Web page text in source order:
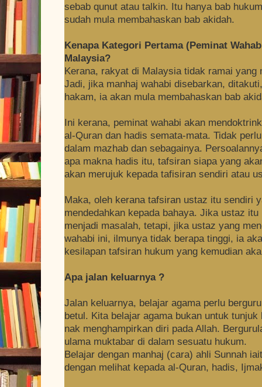
sebab qunut atau talkin. Itu hanya bab
sudah mula membahaskan bab akidah.
Kenapa Kategori Pertama (Peminat
Malaysia?
Kerana, rakyat di Malaysia tidak ramai yang
Jadi, jika manhaj wahabi disebarkan,
hakam, ia akan mula membahaskan bab
Ini kerana, peminat wahabi akan
al-Quran dan hadis semata-mata. Tidak
dalam mazhab dan sebagainya.
apa makna hadis itu, tafsiran siapa yang
akan merujuk kepada tafisiran sendiri atau
Maka, oleh kerana tafsiran ustaz itu sendiri
mendedahkan kepada bahaya. Jika ustaz
menjadi masalah, tetapi, jika ustaz yang
wahabi ini, ilmunya tidak berapa tinggi, ia
kesilapan tafsiran hukum yang kemudian
Apa jalan keluarnya ?
Jalan keluarnya, belajar agama perlu
betul. Kita belajar agama bukan untuk
nak menghampirkan diri pada Allah.
ulama muktabar di dalam sesuatu hukum.
Belajar dengan manhaj (cara) ahli Sunnah
dengan melihat kepada al-Quran, hadis,